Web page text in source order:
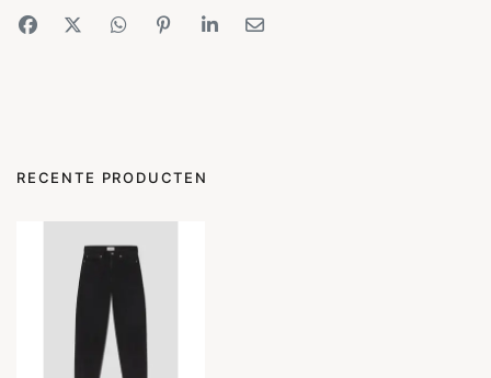
RECENTE PRODUCTEN